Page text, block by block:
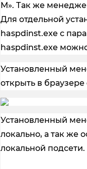
М». Так же
Для отдельной
haspdinst.exe с
haspdinst.exe
Установленный
открыть в браузере
Установленный
локально, а так же
локальной подсети.